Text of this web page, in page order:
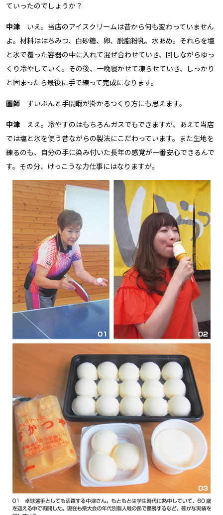
ていったのでしょうか？
中津 いえ。当店のアイスクリームは昔から何も変わっていません
よ。材料ははちみつ、白砂糖、卵、脱脂粉乳、水あめ。それらを塩
と氷で覆った容器の中に入れて混ぜ合わせていき、回しながらゆっ
くり冷やしていく。その後、一晩寝かせて凍らせていき、しっかり
と固まったら最後に手で練って完成になります。
圖師 ずいぶんと手間暇が掛かるつくり方にも思えます。
中津 ええ。冷やすのはもちろんガスでもできますが、あえて当店
では塩と氷を使う昔ながらの製法にこだわっています。また生地を
練るのも、自分の手に染み付いた長年の感覚が一番安心できるんで
す。その分、けっこうな力仕事にはなりますが。